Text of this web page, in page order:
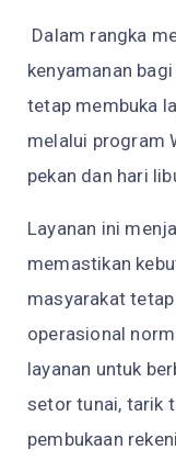
Dalam rangka
kenyamanan
tetap membuka
melalui program
pekan dan hari
Layanan ini
memastikan
masyarakat
operasional
layanan untuk
setor tunai, tarik
pembukaan